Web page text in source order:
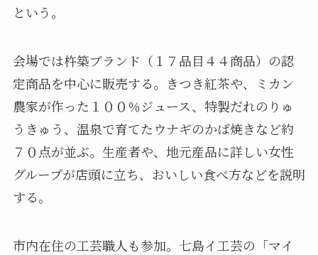
という。
会場では杵築ブランド（１７品目４４商品）の認
定商品を中心に販売する。きつき紅茶や、ミカン
農家が作った１００％ジュース、特製だれのりゅ
うきゅう、温泉で育てたウナギのかば焼きなど約
７０点が並ぶ。生産者や、地元産品に詳しい女性
グループが店頭に立ち、おいしい食べ方などを説明
する。
市内在住の工芸職人も参加。七島イ工芸の「マイ